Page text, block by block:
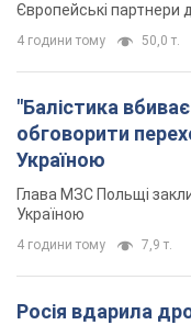
Європейські партнери
4 години тому 50,0 т.
"Балістика
обговорити
Україною
Глава МЗС Польщі
Україною
4 години тому 7,9 т.
Росія вдарила